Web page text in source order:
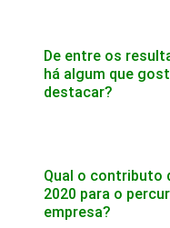
De entre os
há algum que
destacar?
Qual o contributo
2020 para o
empresa?